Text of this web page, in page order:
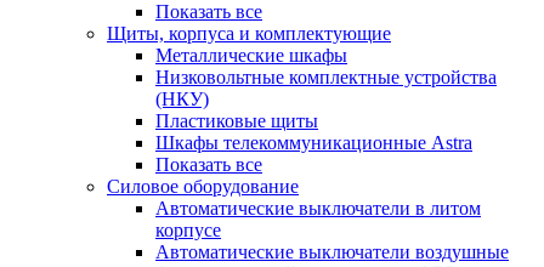
Показать все
Щиты, корпуса и комплектующие
Металлические шкафы
Низковольтные комплектные устройства
(НКУ)
Пластиковые щиты
Шкафы телекоммуникационные Astra
Показать все
Силовое оборудование
Автоматические выключатели в литом
корпусе
Автоматические выключатели воздушные